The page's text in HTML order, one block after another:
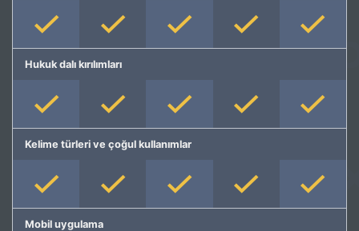
Hukuk dalı kırılımları
Kelime türleri ve çoğul kullanımlar
Mobil uygulama